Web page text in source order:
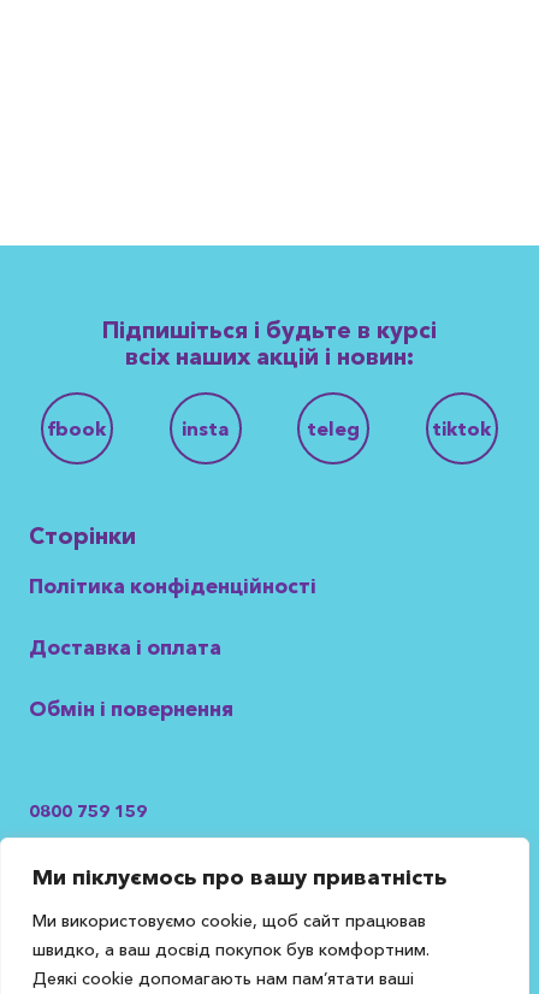
Ми піклуємось про вашу приватність
Ми використовуємо cookie, щоб сайт працював
швидко, а ваш досвід покупок був комфортним.
Деякі cookie допомагають нам пам’ятати ваші
Підпишіться і будьте в курсі
всіх наших акцій і новин:
fbook insta teleg tiktok
Сторінки
Політика конфіденційності
Доставка і оплата
Обмін і повернення
0800 759 159
Безкоштовно з усіх операторів України
+38 099 099 16 75
+38 050 423 38 92